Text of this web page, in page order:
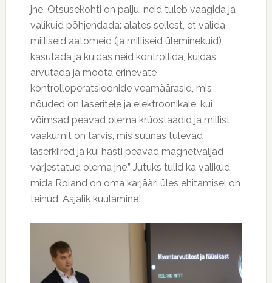
jne. Otsusekohti on palju, neid tuleb vaagida ja
valikuid põhjendada: alates sellest, et valida
milliseid aatomeid (ja milliseid üleminekuid)
kasutada ja kuidas neid kontrollida, kuidas
arvutada ja mõõta erinevate
kontrolloperatsioonide veamäärasid, mis
nõuded on laseritele ja elektroonikale, kui
võimsad peavad olema krüostaadid ja millist
vaakumit on tarvis, mis suunas tulevad
laserkiired ja kui hästi peavad magnetväljad
varjestatud olema jne.” Jutuks tulid ka valikud,
mida Roland on oma karjääri üles ehitamisel on
teinud. Asjalik kuulamine!